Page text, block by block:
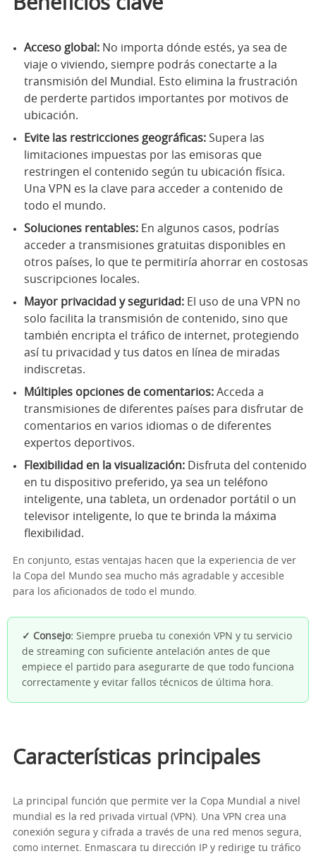
Acceso global: No importa dónde estés, ya sea de
viaje o viviendo, siempre podrás conectarte a la
transmisión del Mundial. Esto elimina la frustración
de perderte partidos importantes por motivos de
ubicación.
Evite las restricciones geográficas: Supera las
limitaciones impuestas por las emisoras que
restringen el contenido según tu ubicación física.
Una VPN es la clave para acceder a contenido de
todo el mundo.
Soluciones rentables: En algunos casos, podrías
acceder a transmisiones gratuitas disponibles en
otros países, lo que te permitiría ahorrar en costosas
suscripciones locales.
Mayor privacidad y seguridad: El uso de una VPN no
solo facilita la transmisión de contenido, sino que
también encripta el tráfico de internet, protegiendo
así tu privacidad y tus datos en línea de miradas
indiscretas.
Múltiples opciones de comentarios: Acceda a
transmisiones de diferentes países para disfrutar de
comentarios en varios idiomas o de diferentes
expertos deportivos.
Flexibilidad en la visualización: Disfruta del contenido
en tu dispositivo preferido, ya sea un teléfono
inteligente, una tableta, un ordenador portátil o un
televisor inteligente, lo que te brinda la máxima
flexibilidad.
En conjunto, estas ventajas hacen que la experiencia de ver
la Copa del Mundo sea mucho más agradable y accesible
para los aficionados de todo el mundo.
✓ Consejo: Siempre prueba tu conexión VPN y tu servicio
de streaming con suficiente antelación antes de que
empiece el partido para asegurarte de que todo funciona
correctamente y evitar fallos técnicos de última hora.
Características principales
La principal función que permite ver la Copa Mundial a nivel
mundial es la red privada virtual (VPN). Una VPN crea una
conexión segura y cifrada a través de una red menos segura,
como internet. Enmascara tu dirección IP y redirige tu tráfico